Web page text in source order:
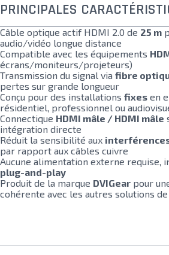
PRINCIPALES
Câble optique actif HDMI 2.0 de 25 m
audio/vidéo longue distance
Compatible avec les équipements
écrans/moniteurs/projeteurs)
Transmission du signal via fibre
pertes sur grande longueur
Conçu pour des installations fixes en
résidentiel, professionnel ou
Connectique HDMI mâle / HDMI mâle
intégration directe
Réduit la sensibilité aux
par rapport aux câbles cuivre
Aucune alimentation externe requise,
plug-and-play
Produit de la marque DVIGear pour
cohérente avec les autres solutions